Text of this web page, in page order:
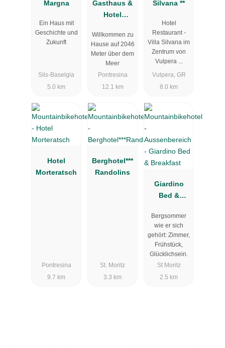
Margna
Ein Haus mit
Geschichte und
Zukunft
Sils-Baselgia
5.0 km
Gasthaus &
Hotel
Willkommen zu
Hause auf 2046
Meter über dem
Meer
Pontresina
12.1 km
Silvana **
Hotel
Restaurant -
Villa Silvana im
Zentrum von
Vulpera ...
Vulpera, GR
8.0 km
Hotel
Morteratsch
Pontresina
9.7 km
Berghotel***
Randolins
St. Moritz
3.3 km
Giardino
Bed &
Bergsommer
wie er sich
gehört: Zimmer,
Frühstück,
Glücklichsein.
St Moritz
2.5 km